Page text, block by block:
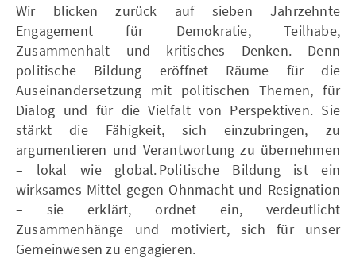
Wir blicken zurück auf sieben Jahrzehnte
Engagement für Demokratie, Teilhabe,
Zusammenhalt und kritisches Denken. Denn
politische Bildung eröffnet Räume für die
Auseinandersetzung mit politischen Themen, für
Dialog und für die Vielfalt von Perspektiven. Sie
stärkt die Fähigkeit, sich einzubringen, zu
argumentieren und Verantwortung zu übernehmen
– lokal wie global. Politische Bildung ist ein
wirksames Mittel gegen Ohnmacht und Resignation
– sie erklärt, ordnet ein, verdeutlicht
Zusammenhänge und motiviert, sich für unser
Gemeinwesen zu engagieren.